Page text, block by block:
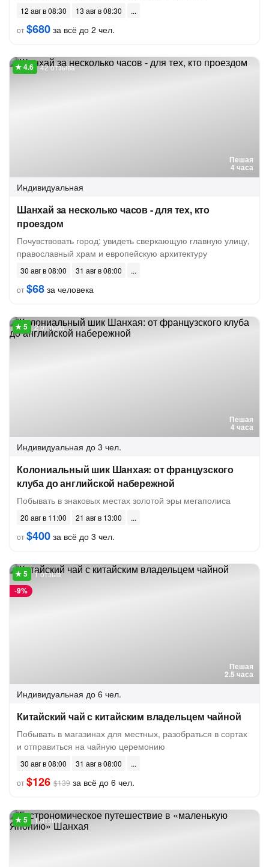
12 авг в 08:30
13 авг в 08:30
от$680 за всё до 2 чел.
Пешая
4 часа
42 отзыва
Индивидуальная
Шанхай за несколько часов - для тех, кто
проездом
Почувствовать город: увидеть сверкающую главную улицу,
православный храм и европейскую архитектуру
30 авг в 08:00
31 авг в 08:00
от$68 за человека
Пешая
4 часа
2 отзыва
Индивидуальная до 3 чел.
Колониальный шик Шанхая: от французского
клуба до английской набережной
Побывать в знаковых местах золотой эры мегаполиса
20 авг в 11:00
21 авг в 13:00
от$400 за всё до 3 чел.
Пешая
2.5 часа
-9%
1 отзыв
Индивидуальная до 6 чел.
Китайский чай с китайским владельцем чайной
Побывать в магазинах для местных, разобраться в сортах
и отправиться на чайную церемонию
30 авг в 08:00
31 авг в 08:00
от$126 $139 за всё до 6 чел.
1 отзыв